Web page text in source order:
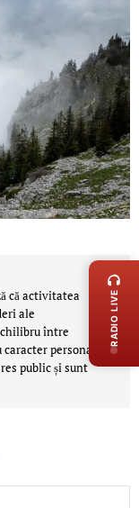
că activitatea
ale
între
personal.
public și sunt
RADIO LIVE